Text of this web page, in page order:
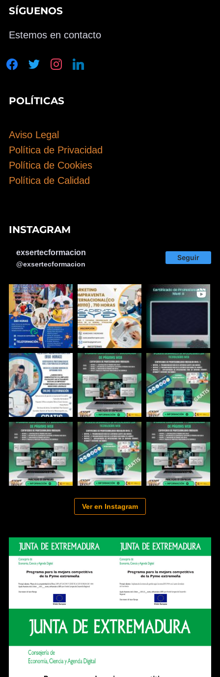
SÍGUENOS
Estemos en contacto
facebooktwitter instagramlinkedin
POLÍTICAS
Aviso Legal
Política de Privacidad
Política de Cookies
Política de Calidad
INSTAGRAM
exsertecformacion
@exsertecformacion
Seguir
Ver en Instagram